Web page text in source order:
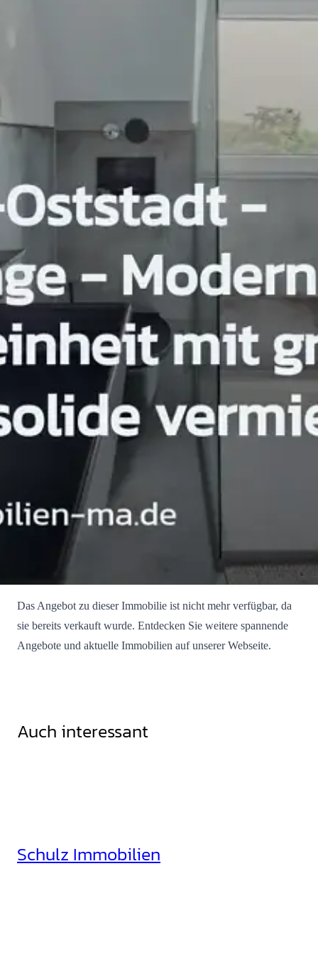
Das Angebot zu dieser Immobilie ist nicht mehr verfügbar, da
sie bereits verkauft wurde. Entdecken Sie weitere spannende
Angebote und aktuelle Immobilien auf unserer Webseite.
Auch interessant
Schulz Immobilien